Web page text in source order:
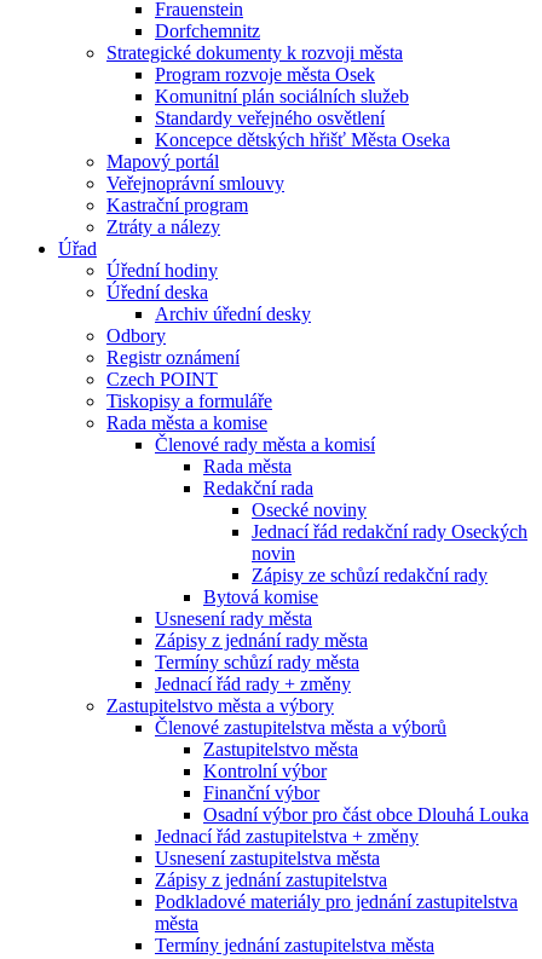
Frauenstein
Dorfchemnitz
Strategické dokumenty k rozvoji města
Program rozvoje města Osek
Komunitní plán sociálních služeb
Standardy veřejného osvětlení
Koncepce dětských hřišť Města Oseka
Mapový portál
Veřejnoprávní smlouvy
Kastrační program
Ztráty a nálezy
Úřad
Úřední hodiny
Úřední deska
Archiv úřední desky
Odbory
Registr oznámení
Czech POINT
Tiskopisy a formuláře
Rada města a komise
Členové rady města a komisí
Rada města
Redakční rada
Osecké noviny
Jednací řád redakční rady Oseckých
novin
Zápisy ze schůzí redakční rady
Bytová komise
Usnesení rady města
Zápisy z jednání rady města
Termíny schůzí rady města
Jednací řád rady + změny
Zastupitelstvo města a výbory
Členové zastupitelstva města a výborů
Zastupitelstvo města
Kontrolní výbor
Finanční výbor
Osadní výbor pro část obce Dlouhá Louka
Jednací řád zastupitelstva + změny
Usnesení zastupitelstva města
Zápisy z jednání zastupitelstva
Podkladové materiály pro jednání zastupitelstva
města
Termíny jednání zastupitelstva města